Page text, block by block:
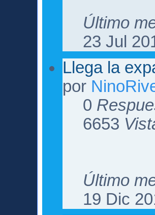
Último
23 Jul
Llega la
por
0
6653
Último
19 Dic